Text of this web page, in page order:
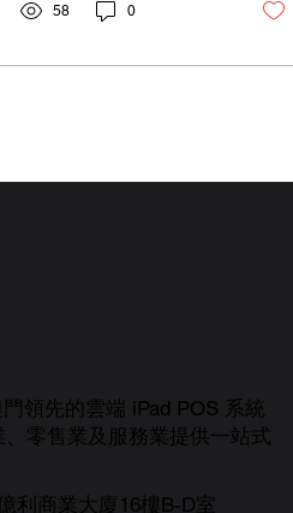
選擇合適的POS系統都能
本並提升業績。然而，市
58 0
領先的雲端 iPad POS 系統
零售業及服務業提供一站式
利商業大廈16樓B-D室